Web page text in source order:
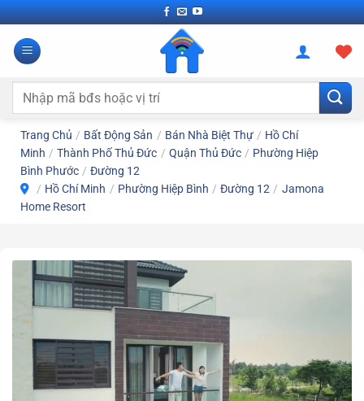
Bỏ
qua
nội
Tìm
Trang Chủ / Bất Động Sản / Bán Nhà Biệt Thự / Hồ Chí
Minh / Thành Phố Thủ Đức / Quận Thủ Đức / Phường Hiệp
Bình Phước / Đường 12
/ Hồ Chí Minh / Phường Hiệp Bình / Đường 12 / Jamona
Home Resort